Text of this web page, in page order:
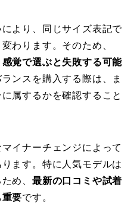
より、同じサイズ表記で
わります。そのため、
感覚で選ぶと失敗する可能
ンスを購入する際は、ま
属するかを確認すること
イナーチェンジによって
ます。特に人気モデルは
め、 最新の口コミや試着
要です。